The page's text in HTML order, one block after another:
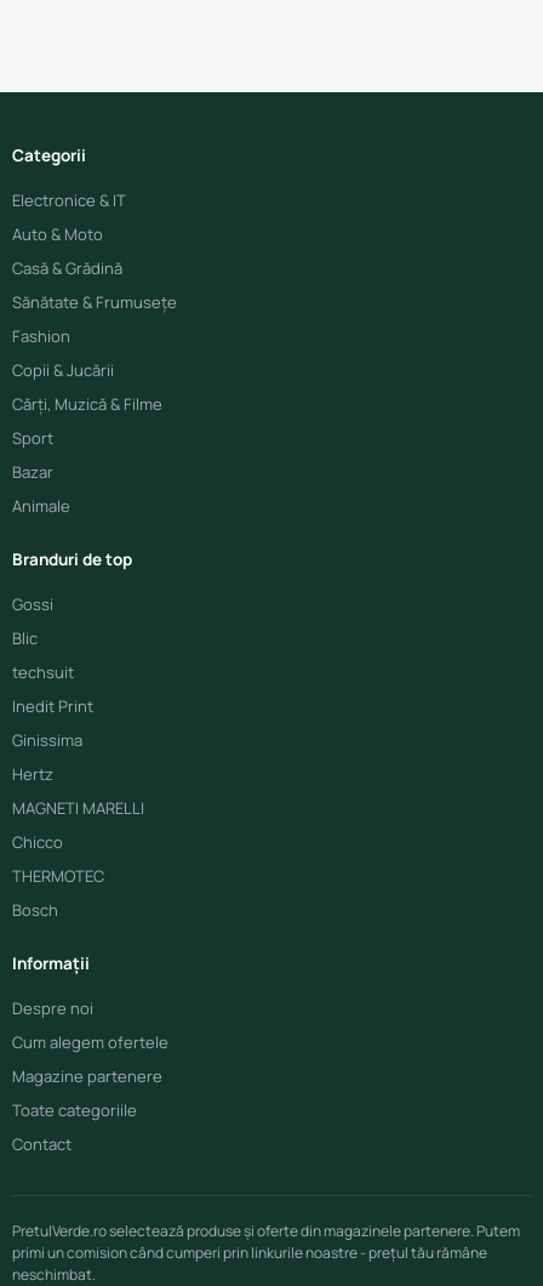
Categorii
Electronice & IT
Auto & Moto
Casă & Grădină
Sănătate & Frumusețe
Fashion
Copii & Jucării
Cărți, Muzică & Filme
Sport
Bazar
Animale
Branduri de top
Gossi
Blic
techsuit
Inedit Print
Ginissima
Hertz
MAGNETI MARELLI
Chicco
THERMOTEC
Bosch
Informații
Despre noi
Cum alegem ofertele
Magazine partenere
Toate categoriile
Contact
PretulVerde.ro selectează produse și oferte din magazinele partenere. Putem
primi un comision când cumperi prin linkurile noastre - prețul tău rămâne
neschimbat.